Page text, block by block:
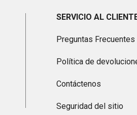
SERVICIO AL
Preguntas Frecuentes
Política de
Contáctenos
Seguridad del sitio